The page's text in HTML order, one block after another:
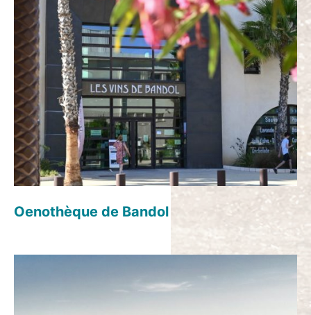
Oenothèque de Bandol